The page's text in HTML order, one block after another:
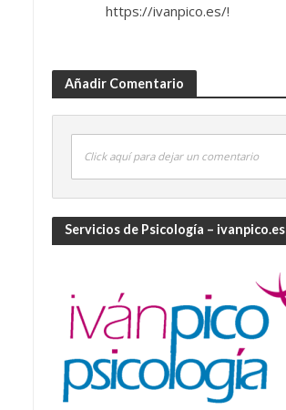
https://ivanpico.es/!
Añadir Comentario
Click aquí para dejar un comentario
Servicios de Psicología – ivanpico.es